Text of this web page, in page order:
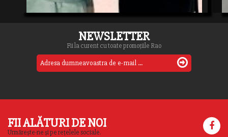
NEWSLETTER
Fii la curent cu toate promoțiile Rao
FII ALĂTURI DE NOI
Urmărește-ne și pe rețelele sociale.